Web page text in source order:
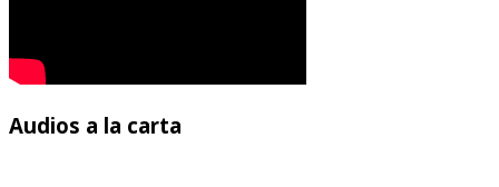
Audios a la carta